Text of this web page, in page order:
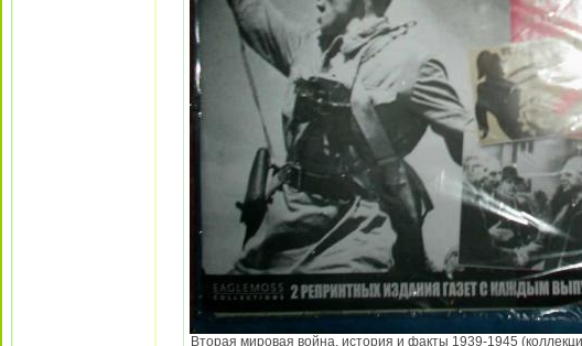
Вторая мировая война, история и факты 1939-1945